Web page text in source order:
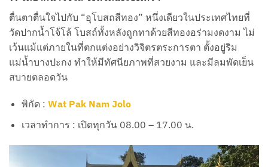
ตื่นตาตื่นใจไปกับ “อุโบสถสีทอง” หนึ่งเดียวในประเทศไทยที่
วัดปากน้ำโจ้โล้ โบสถ์ทั้งหลังถูกทาด้วยสีทองอร่ามงดงาม ไม่
เว้นแม้แต่ภายในที่ตกแต่งอย่างวิจิตรตระการตา ตั้งอยู่ริม
แม่น้ำบางปะกง ทำให้มีทัศนียภาพที่สวยงาม และมีลมพัดเย็น
สบายตลอดวัน
พิกัด : Wat Pak Nam Jolo
เวลาทำการ : เปิดทุกวัน 08.00 – 17.00 น.